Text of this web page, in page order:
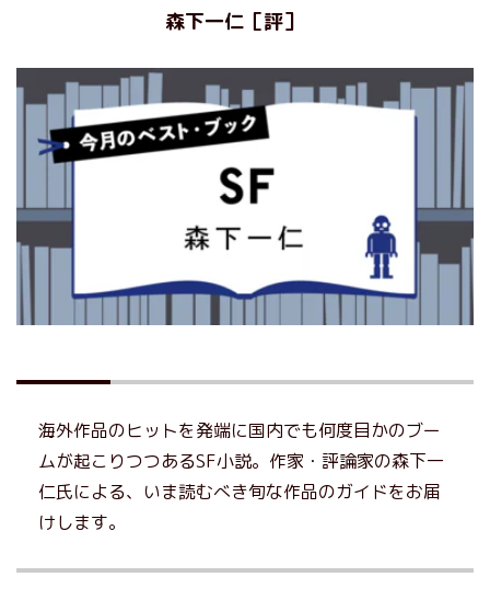
森下一仁［評］
海外作品のヒットを発端に国内でも何度目かのブー
ムが起こりつつあるSF小説。作家・評論家の森下一
仁氏による、いま読むべき旬な作品のガイドをお届
けします。